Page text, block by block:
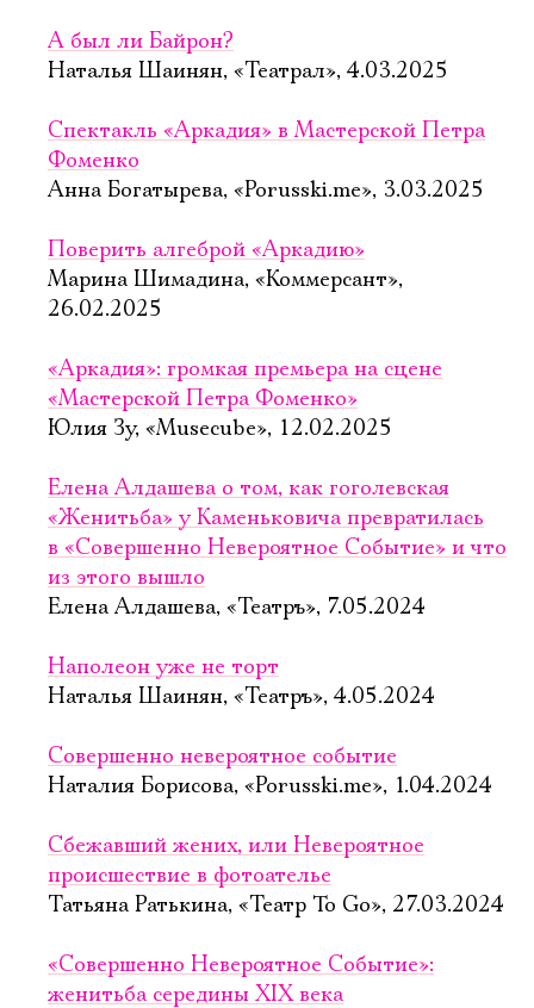
А был ли Байрон?
Наталья Шаинян, «Театрал», 4.03.2025
Спектакль «Аркадия» в Мастерской Петра
Фоменко
Анна Богатырева, «Porusski.me», 3.03.2025
Поверить алгеброй «Аркадию»
Марина Шимадина, «Коммерсант»,
26.02.2025
«Аркадия»: громкая премьера на сцене
«Мастерской Петра Фоменко»
Юлия Зу, «Musecube», 12.02.2025
Елена Алдашева о том, как гоголевская
«Женитьба» у Каменьковича превратилась
в «Совершенно Невероятное Событие» и что
из этого вышло
Елена Алдашева, «Театръ», 7.05.2024
Наполеон уже не торт
Наталья Шаинян, «Театръ», 4.05.2024
Совершенно невероятное событие
Наталия Борисова, «Porusski.me», 1.04.2024
Сбежавший жених, или Невероятное
происшествие в фотоателье
Татьяна Ратькина, «Театр To Go», 27.03.2024
«Совершенно Невероятное Событие»:
женитьба середины XIX века
Электропочта